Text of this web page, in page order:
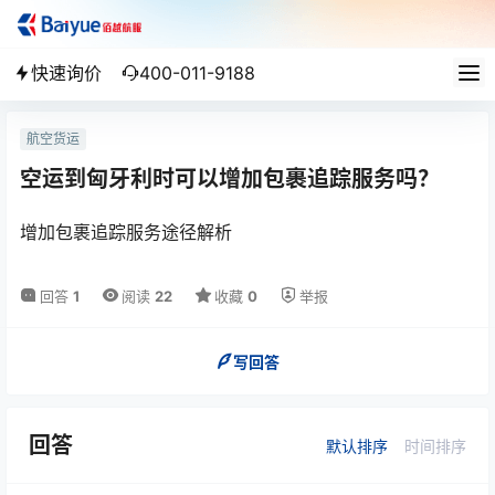
快速询价 400-011-9188
航空货运
空运到匈牙利时可以增加包裹追踪服务吗？
增加包裹追踪服务途径解析
回答 1 阅读 22 收藏 0 举报
写回答
回答 默认排序 时间排序